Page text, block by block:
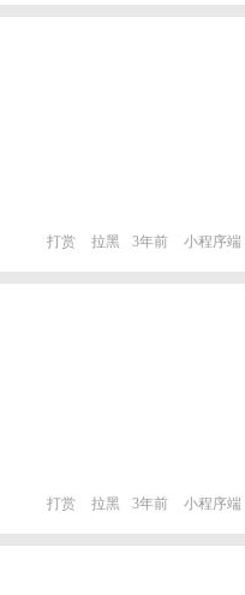
打赏 拉黑 3年前 小程序端
打赏 拉黑 3年前 小程序端